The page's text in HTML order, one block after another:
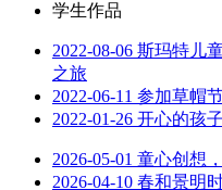
学生作品
2022-08-06 斯玛特儿
之旅
2022-06-11 参加草帽
2022-01-26 开心的孩
2026-05-01 童心创想
2026-04-10 春和景明